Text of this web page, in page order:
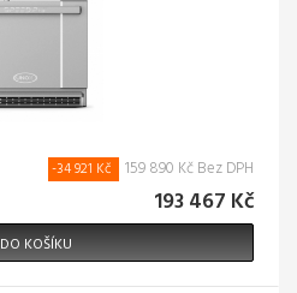
-34 921 Kč 159 890 Kč Bez DPH
193 467 Kč
DO KOŠÍKU